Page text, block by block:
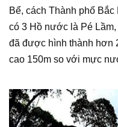
Bể, cách Thành phố
có 3 Hồ nước là Pé
đã được hình thành hơn
cao 150m so với mực